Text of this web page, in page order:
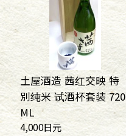
土屋酒造 茜红交映 特
別纯米 试酒杯套装 720
ML
4,000日元